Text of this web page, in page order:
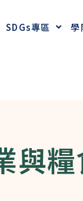
SDGs專區 學
與